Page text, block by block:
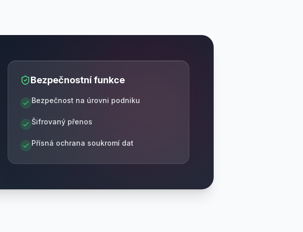
Bezpečnostní funkce
Bezpečnost na úrovni podniku
Šifrovaný přenos
Přísná ochrana soukromí dat